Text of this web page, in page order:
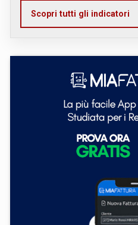
Scopri tutti gli indicatori